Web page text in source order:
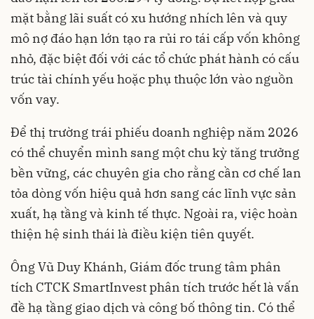
mặt bằng lãi suất có xu hướng nhích lên và quy
mô nợ đáo hạn lớn tạo ra rủi ro tái cấp vốn không
nhỏ, đặc biệt đối với các tổ chức phát hành có cấu
trúc tài chính yếu hoặc phụ thuộc lớn vào nguồn
vốn vay.
Để thị trường trái phiếu doanh nghiệp năm 2026
có thể chuyển mình sang một chu kỳ tăng trưởng
bền vững, các chuyên gia cho rằng cần cơ chế lan
tỏa dòng vốn hiệu quả hơn sang các lĩnh vực sản
xuất, hạ tầng và kinh tế thực. Ngoài ra, việc hoàn
thiện hệ sinh thái là điều kiện tiên quyết.
Ông Vũ Duy Khánh, Giám đốc trung tâm phân
tích CTCK SmartInvest phân tích trước hết là vấn
đề hạ tầng giao dịch và công bố thông tin. Có thể